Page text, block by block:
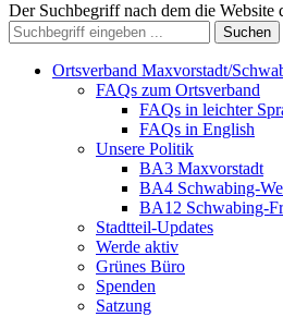
Der Suchbegriff nach dem die Website
Suchen
Ortsverband Maxvorstadt/
FAQs zum Ortsverband
FAQs in leichter
FAQs in English
Unsere Politik
BA3 Maxvorstadt
BA4 Schwabing-
BA12 Schwabing-
Stadtteil-Updates
Werde aktiv
Grünes Büro
Spenden
Satzung